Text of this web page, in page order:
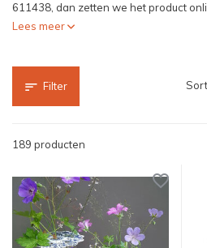
611438, dan zetten we het product
Lees meer
Filter
189 producten